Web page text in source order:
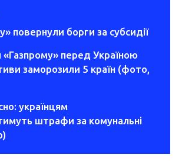
повернули борги за субсидії
«Газпрому» перед Україною
заморозили 5 країн (фото,
українцям
штрафи за комунальні